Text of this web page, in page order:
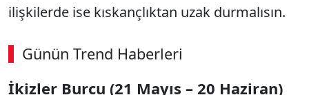
ilişkilerde ise kıskançlıktan uzak durmalısın.
Günün Trend Haberleri
İkizler Burcu (21 Mayıs – 20 Haziran)